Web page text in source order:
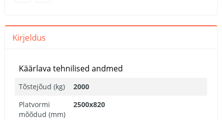
Kirjeldus
Käärlava tehnilised andmed
Tõstejõud (kg)
2000
Platvormi
mõõdud (mm)
2500x820